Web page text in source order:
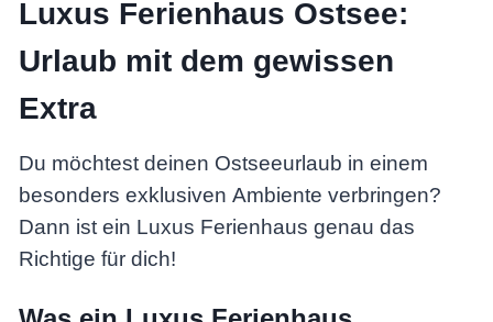
Luxus Ferienhaus Ostsee:
Urlaub mit dem gewissen
Extra
Du möchtest deinen Ostseeurlaub in einem
besonders exklusiven Ambiente verbringen?
Dann ist ein Luxus Ferienhaus genau das
Richtige für dich!